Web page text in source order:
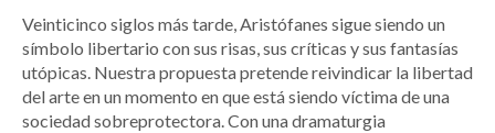
Veinticinco siglos más tarde, Aristófanes sigue siendo un
símbolo libertario con sus risas, sus críticas y sus fantasías
utópicas. Nuestra propuesta pretende reivindicar la libertad
del arte en un momento en que está siendo víctima de una
sociedad sobreprotectora. Con una dramaturgia